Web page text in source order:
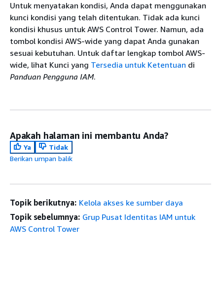
Untuk menyatakan kondisi, Anda dapat menggunakan
kunci kondisi yang telah ditentukan. Tidak ada kunci
kondisi khusus untuk AWS Control Tower. Namun, ada
tombol kondisi AWS-wide yang dapat Anda gunakan
sesuai kebutuhan. Untuk daftar lengkap tombol AWS-
wide, lihat Kunci yang Tersedia untuk Ketentuan di
Panduan Pengguna IAM.
Apakah halaman ini membantu Anda?
Ya
Tidak
Berikan umpan balik
Topik berikutnya: Kelola akses ke sumber daya
Topik sebelumnya: Grup Pusat Identitas IAM untuk
AWS Control Tower